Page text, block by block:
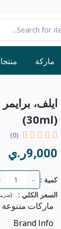
ماركة
ايلف،
(30ml)
(0)
9,000ر.ي
كمية : -
السعر الكلي :
(
ماركات متنوعة
Brand Info